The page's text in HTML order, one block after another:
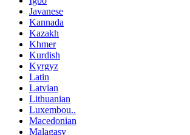
Javanese
Kannada
Kazakh
Khmer
Kurdish
Kyrgyz
Latin
Latvian
Lithuanian
Luxembou..
Macedonian
Malagasy